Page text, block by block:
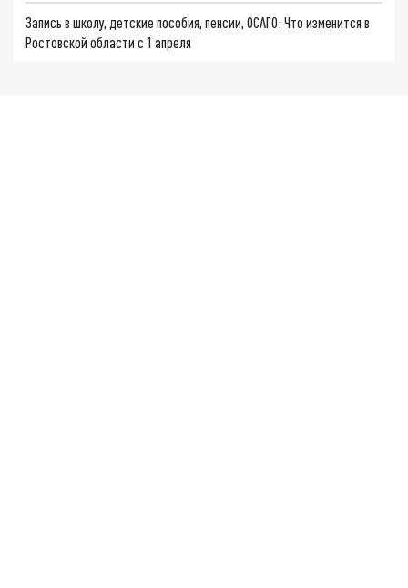
Запись в школу, детские пособия, пенсии, ОСАГО: Что изменится в
Ростовской области с 1 апреля